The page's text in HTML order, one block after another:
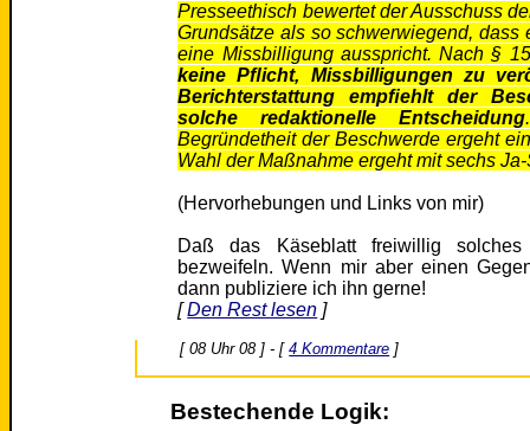
Presseethisch bewertet der Ausschuss
Grundsätze als so schwerwiegend,
eine Missbilligung ausspricht. Nach §
keine Pﬂicht, Missbilligungen zu
Berichterstattung empﬁehlt der
solche redaktionelle Entscheidung
Begründetheit der Beschwerde ergeht
Wahl der Maßnahme ergeht mit sechs
(Hervorhebungen und Links von mir)
Daß das Käseblatt freiwillig
bezweifeln. Wenn mir aber einen
dann publiziere ich ihn gerne!
[Den Rest lesen ]
[ 08 Uhr 08 ] - [4 Kommentare ]
Bestechende Logik: